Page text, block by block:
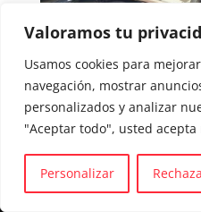
Valoramos tu
Usamos cookies para
navegación, mostrar
personalizados y analizar
"Aceptar todo", usted
Personalizar
Aviso legal y